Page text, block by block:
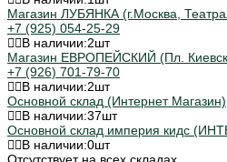
Магазин ЛУБЯНКА (г.Москва,
+7 (925) 054-25-29
В наличии:2шт
Магазин ЕВРОПЕЙСКИЙ (Пл.
+7 (926) 701-79-70
В наличии:2шт
Основной склад (Интернет Магазин)
В наличии:37шт
Основной склад империя кидс
В наличии:0шт